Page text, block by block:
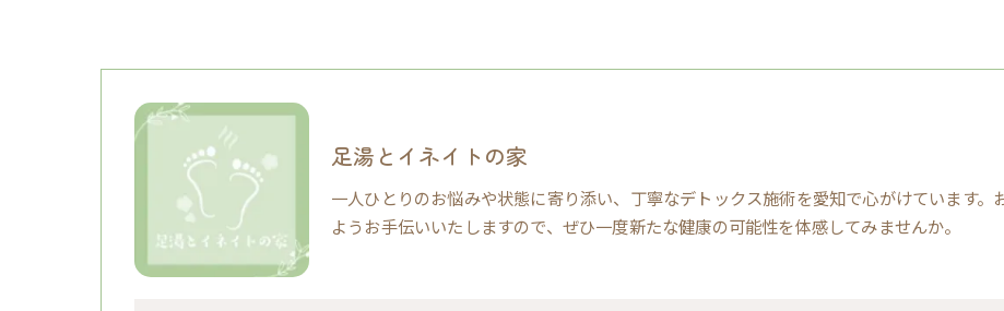
足湯とイネイトの家
一人ひとりのお悩みや状態に寄り添い、丁寧なデトックス施術を愛知で心がけています
ようお手伝いいたしますので、ぜひ一度新たな健康の可能性を体感してみませんか。